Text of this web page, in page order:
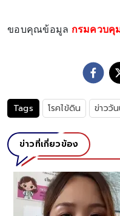
ขอบคุณข้อมูล กรมควบคุ
Tags โรคไข้ดิน ข่าววั
ข่าวที่เกี่ยวข้อง